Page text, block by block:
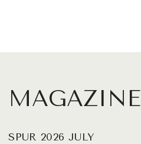
MAGAZINE
SPUR 2026 JULY